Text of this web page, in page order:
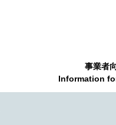
事業者
Information